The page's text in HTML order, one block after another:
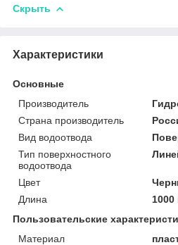
Скрыть
Характеристики
Основные
Производитель
Страна производитель
Вид водоотвода
Тип поверхностного
водоотвода
Цвет
Длина
Пользовательские
Материал